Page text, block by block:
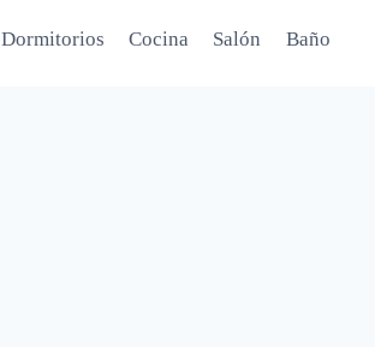
Dormitorios Cocina Salón Baño